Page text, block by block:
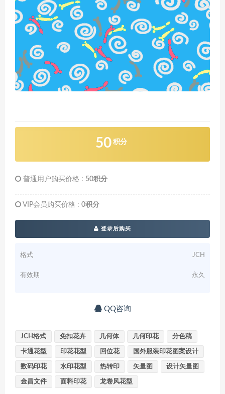
50 积分
普通用户购买价格 : 50积分
VIP会员购买价格 : 0积分
登录后购买
格式 JCH
有效期 永久
QQ咨询
JCH格式 免扣花卉 几何体 几何印花 分色稿
卡通花型 印花花型 回位花 国外服装印花图案设计
数码印花 水印花型 热转印 矢量图 设计矢量图
金昌文件 面料印花 龙卷风花型